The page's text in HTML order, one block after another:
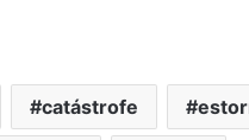
catástrofe